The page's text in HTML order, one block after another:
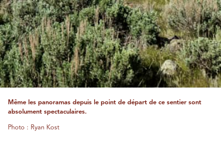
Même les panoramas depuis le point de départ de ce sentier sont
absolument spectaculaires.
Photo : Ryan Kost